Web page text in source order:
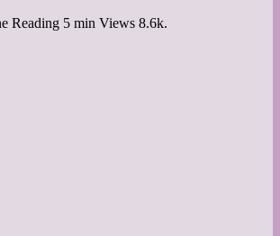
Reading 5 min Views 8.6k.